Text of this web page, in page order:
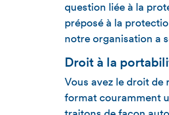
question liée à la
préposé à la
notre organisation a
Droit à la
Vous avez le droit de
format couramment